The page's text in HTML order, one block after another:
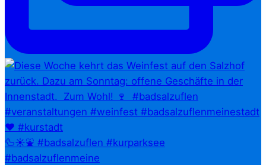
🦆☀️⛲ #badsalzuflen #kurparksee
#badsalzuflenmeine